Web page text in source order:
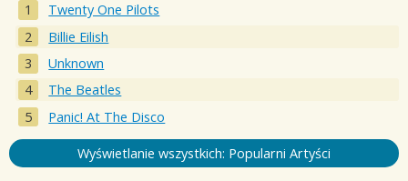
Twenty One Pilots
Billie Eilish
Unknown
The Beatles
Panic! At The Disco
Wyświetlanie wszystkich: Popularni Artyści